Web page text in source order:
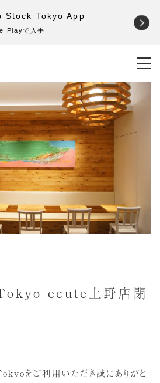
Stock Tokyo App
Playで入手
ecute上野店閉
をご利用いただき誠にありがと